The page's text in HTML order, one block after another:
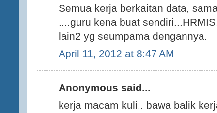
Semua kerja berkaitan data,
....guru kena buat
lain2 yg seumpama dengannya.
April 11, 2012 at 8:47 AM
Anonymous said...
kerja macam kuli.. bawa balik